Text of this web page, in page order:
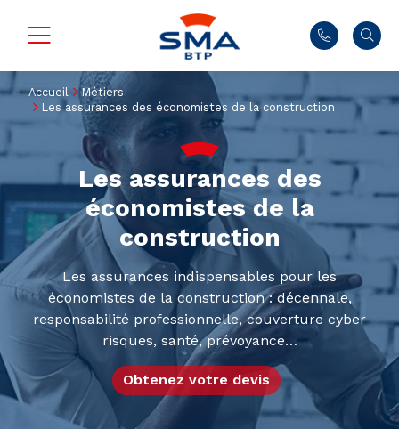
Accueil
Métiers
Les assurances des économistes de la construction
Les assurances des
économistes de la
construction
Les assurances indispensables pour les
économistes de la construction : décennale,
responsabilité professionnelle, couverture cyber
risques, santé, prévoyance…
Obtenez votre devis